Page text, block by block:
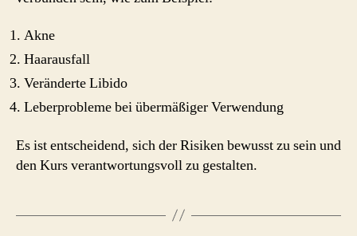
Akne
Haarausfall
Veränderte Libido
Leberprobleme bei übermäßiger Verwendung
Es ist entscheidend, sich der Risiken bewusst zu sein und
den Kurs verantwortungsvoll zu gestalten.